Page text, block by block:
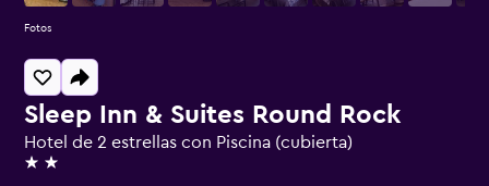
Sleep Inn & Suites Round Rock
Hotel de 2 estrellas con Piscina (cubierta)
2 estrellas
Fotos